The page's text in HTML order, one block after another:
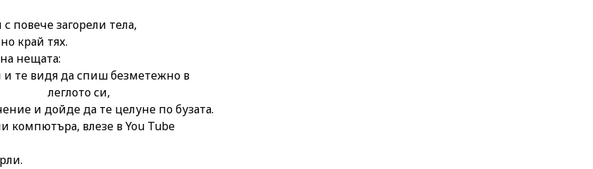
повече загорели тела,
край тях.
нещата:
и те видя да спиш безметежно в
си,
и дойде да те целуне по бузата.
компютъра, влезе в You Tube